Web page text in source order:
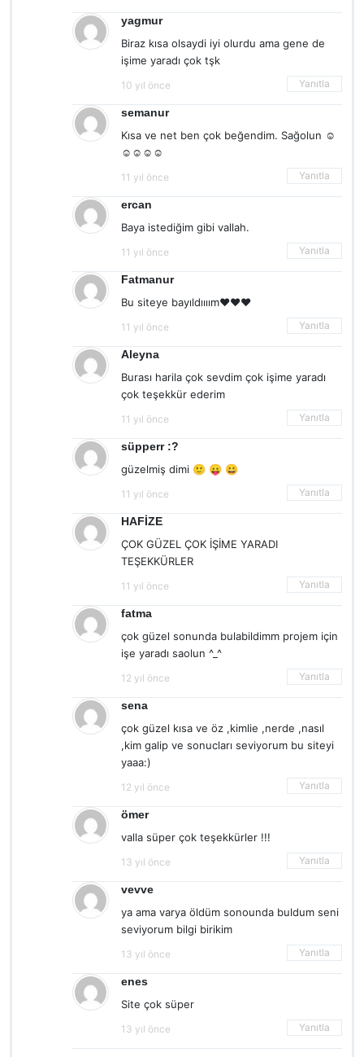
yagmur
Biraz kısa olsaydi iyi olurdu ama gene de
işime yaradı çok tşk
10 yıl önce Yanıtla
semanur
Kısa ve net ben çok beğendim. Sağolun ☺
☺☺☺☺
11 yıl önce Yanıtla
ercan
Baya istediğim gibi vallah.
11 yıl önce Yanıtla
Fatmanur
Bu siteye bayıldıııım♥♥♥
11 yıl önce Yanıtla
Aleyna
Burası harila çok sevdim çok işime yaradı
çok teşekkür ederim
11 yıl önce Yanıtla
süpperr :?
güzelmiş dimi 🙂 😛 😀
11 yıl önce Yanıtla
HAFİZE
ÇOK GÜZEL ÇOK İŞİME YARADI
TEŞEKKÜRLER
11 yıl önce Yanıtla
fatma
çok güzel sonunda bulabildimm projem için
işe yaradı saolun ^_^
12 yıl önce Yanıtla
sena
çok güzel kısa ve öz ,kimlie ,nerde ,nasıl
,kim galip ve sonucları seviyorum bu siteyi
yaaa:)
12 yıl önce Yanıtla
ömer
valla süper çok teşekkürler !!!
13 yıl önce Yanıtla
vevve
ya ama varya öldüm sonounda buldum seni
seviyorum bilgi birikim
13 yıl önce Yanıtla
enes
Site çok süper
13 yıl önce Yanıtla